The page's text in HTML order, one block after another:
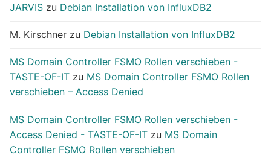
JARVIS zu Debian Installation von InfluxDB2
M. Kirschner zu Debian Installation von InfluxDB2
MS Domain Controller FSMO Rollen verschieben -
TASTE-OF-IT zu MS Domain Controller FSMO Rollen
verschieben – Access Denied
MS Domain Controller FSMO Rollen verschieben -
Access Denied - TASTE-OF-IT zu MS Domain
Controller FSMO Rollen verschieben